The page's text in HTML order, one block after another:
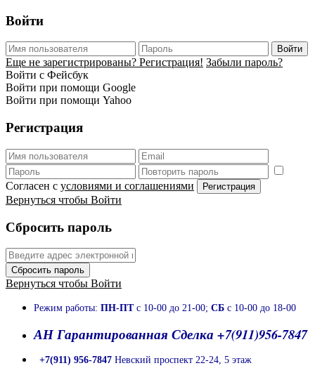
Войти
Войти
Еще не зарегистрированы? Регистрация! Забыли пароль?
Войти с Фейсбук
Войти при помощи Google
Войти при помощи Yahoo
Регистрация
Согласен с условиями и соглашениями Регистрация
Вернуться чтобы Войти
Сбросить пароль
Сбросить пароль
Вернуться чтобы Войти
Режим работы: ПН-ПТс 10-00 до 21-00; СБ с 10-00 до 18-00
АН Гарантированная Сделка +7(911)956-7847
+7(911) 956-7847 Невский проспект 22-24, 5 этаж